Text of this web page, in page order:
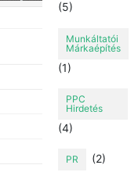
(5)
Munkáltatói
Márkaépítés
(1)
PPC
Hirdetés
(4)
PR (2)